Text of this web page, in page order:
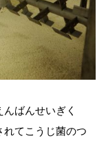
ばんせいぎく
れてこうじ菌のつ